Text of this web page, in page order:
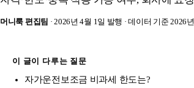
머니룩 편집팀 · 2026년 4월 1일 발행 · 데이터 기준 2026
이 글이 다루는 질문
자가운전보조금 비과세 한도는?